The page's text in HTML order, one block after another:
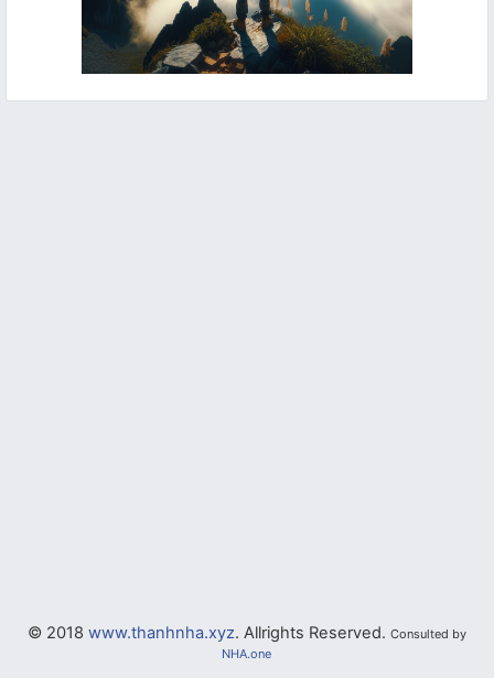
© 2018 www.thanhnha.xyz. Allrights Reserved. Consulted by
NHA.one